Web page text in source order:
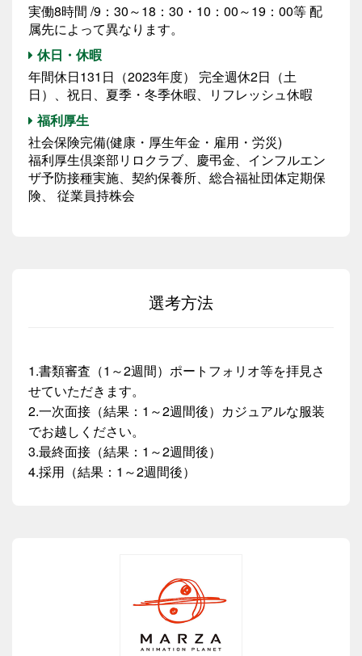
実働8時間 /9：30～18：30・10：00～19：00等 配
属先によって異なります。
休日・休暇
年間休日131日（2023年度） 完全週休2日（土
日）、祝日、夏季・冬季休暇、リフレッシュ休暇
福利厚生
社会保険完備(健康・厚生年金・雇用・労災)
福利厚生倶楽部リロクラブ、慶弔金、インフルエン
ザ予防接種実施、契約保養所、総合福祉団体定期保
険、 従業員持株会
選考方法
1.書類審査（1～2週間）ポートフォリオ等を拝見さ
せていただきます。
2.一次面接（結果：1～2週間後）カジュアルな服装
でお越しください。
3.最終面接（結果：1～2週間後）
4.採用（結果：1～2週間後）